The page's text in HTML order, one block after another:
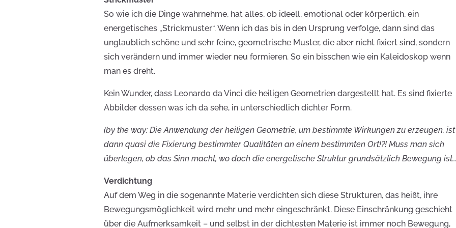
So wie ich die Dinge wahrnehme, hat alles, ob ideell, emotional oder körperlich, ein
energetisches „Strickmuster“. Wenn ich das bis in den Ursprung verfolge, dann sind das
unglaublich schöne und sehr feine, geometrische Muster, die aber nicht fixiert sind, sondern
sich verändern und immer wieder neu formieren. So ein bisschen wie ein Kaleidoskop wenn
man es dreht.
Kein Wunder, dass Leonardo da Vinci die heiligen Geometrien dargestellt hat. Es sind fixierte
Abbilder dessen was ich da sehe, in unterschiedlich dichter Form.
(by the way: Die Anwendung der heiligen Geometrie, um bestimmte Wirkungen zu erzeugen, ist
dann quasi die Fixierung bestimmter Qualitäten an einem bestimmten Ort!?! Muss man sich
überlegen, ob das Sinn macht, wo doch die energetische Struktur grundsätzlich Bewegung
Verdichtung
Auf dem Weg in die sogenannte Materie verdichten sich diese Strukturen, das heißt, ihre
Bewegungsmöglichkeit wird mehr und mehr eingeschränkt. Diese Einschränkung geschieht
über die Aufmerksamkeit – und selbst in der dichtesten Materie ist immer noch Bewegung,